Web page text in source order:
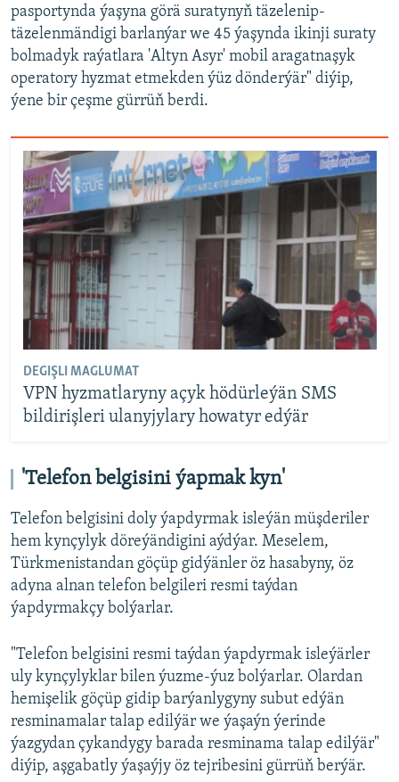
pasportynda ýaşyna görä suratynyň täzelenip-
täzelenmändigi barlanýar we 45 ýaşynda ikinji suraty
bolmadyk raýatlara 'Altyn Asyr' mobil aragatnaşyk
operatory hyzmat etmekden ýüz dönderýär" diýip,
ýene bir çeşme gürrüň berdi.
DEGIŞLI MAGLUMAT
VPN hyzmatlaryny açyk hödürleýän SMS
bildirişleri ulanyjylary howatyr edýär
'Telefon belgisini ýapmak kyn'
Telefon belgisini doly ýapdyrmak isleýän müşderiler
hem kynçylyk döreýändigini aýdýar. Meselem,
Türkmenistandan göçüp gidýänler öz hasabyny, öz
adyna alnan telefon belgileri resmi taýdan
ýapdyrmakçy bolýarlar.
"Telefon belgisini resmi taýdan ýapdyrmak isleýärler
uly kynçylyklar bilen ýuzme-ýuz bolýarlar. Olardan
hemişelik göçüp gidip barýanlygyny subut edýän
resminamalar talap edilýär we ýaşaýn ýerinde
ýazgydan çykandygy barada resminama talap edilýär"
diýip, aşgabatly ýaşaýjy öz tejribesini gürrüň berýär.